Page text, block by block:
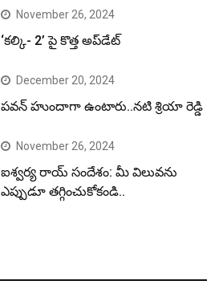
November 26, 2024
‘కల్కి- 2’ పై కొత్త అప్‌డేట్
December 20, 2024
పవన్ హుందాగా ఉంటారు..నటి శ్రియా రెడ్డి
November 26, 2024
ఐశ్వర్య రాయ్ సందేశం: మీ విలువను
ఎప్పుడూ తగ్గించుకోకండి..